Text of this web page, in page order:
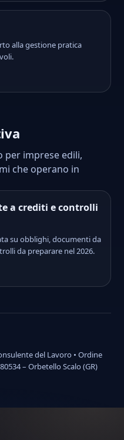
alla gestione pratica
imprese edili,
che operano in
a crediti e controlli
su obblighi, documenti da
da preparare nel 2026.
del Lavoro • Ordine
– Orbetello Scalo (GR)